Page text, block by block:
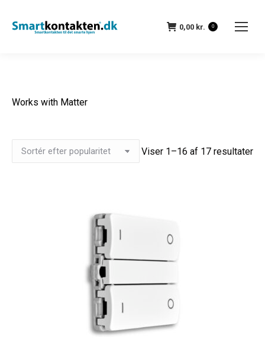
0,00 kr. 0
Works with Matter
Viser 1–16 af 17 resultater